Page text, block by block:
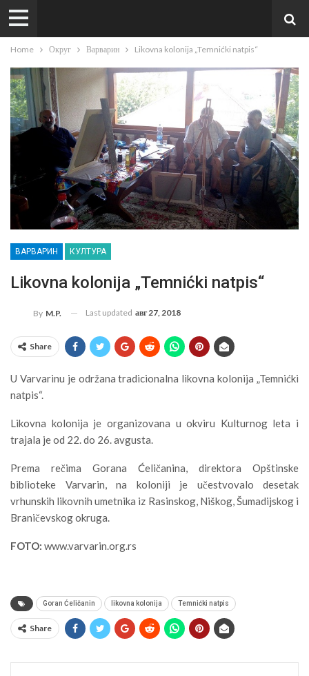
Home Округ Варварин Likovna kolonija „Temnićki natpis“
ВАРВАРИН КУЛТУРА
Likovna kolonija „Temnićki natpis“
By M.P. Last updated авг 27, 2018
Share
U Varvarinu je održana tradicionalna likovna kolonija „Temnićki
natpis“.
Likovna kolonija je organizovana u okviru Kulturnog leta i
trajala je od 22. do 26. avgusta.
Prema rečima Gorana Ćeličanina, direktora Opštinske
biblioteke Varvarin, na koloniji je učestvovalo desetak
vrhunskih likovnih umetnika iz Rasinskog, Niškog, Šumadijskog i
Braničevskog okruga.
FOTO: www.varvarin.org.rs
Goran Ćeličanin likovna kolonija Temnićki natpis
Share